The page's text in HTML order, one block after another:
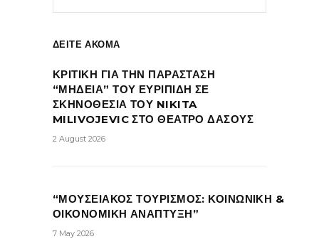
ΔΕΙΤΕ ΑΚΟΜΑ
ΚΡΙΤΙΚΗ ΓΙΑ ΤΗΝ ΠΑΡΑΣΤΑΣΗ
“ΜΗΔΕΙΑ” ΤΟΥ ΕΥΡΙΠΙΔΗ ΣΕ
ΣΚΗΝΟΘΕΣΙΑ ΤΟΥ NIKITA
MILIVOJEVIC ΣΤΟ ΘΕΑΤΡΟ ΔΑΣΟΥΣ
2 August 2026
“ΜΟΥΣΕΙΑΚΟΣ ΤΟΥΡΙΣΜΟΣ: ΚΟΙΝΩΝΙΚΗ &
ΟΙΚΟΝΟΜΙΚΗ ΑΝΑΠΤΥΞΗ”
7 May 2026